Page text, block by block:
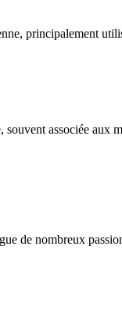
principalement
associée aux
de nombreux